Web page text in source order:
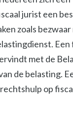
jurist een
zoals bezwaar
met de
de belasting.
op